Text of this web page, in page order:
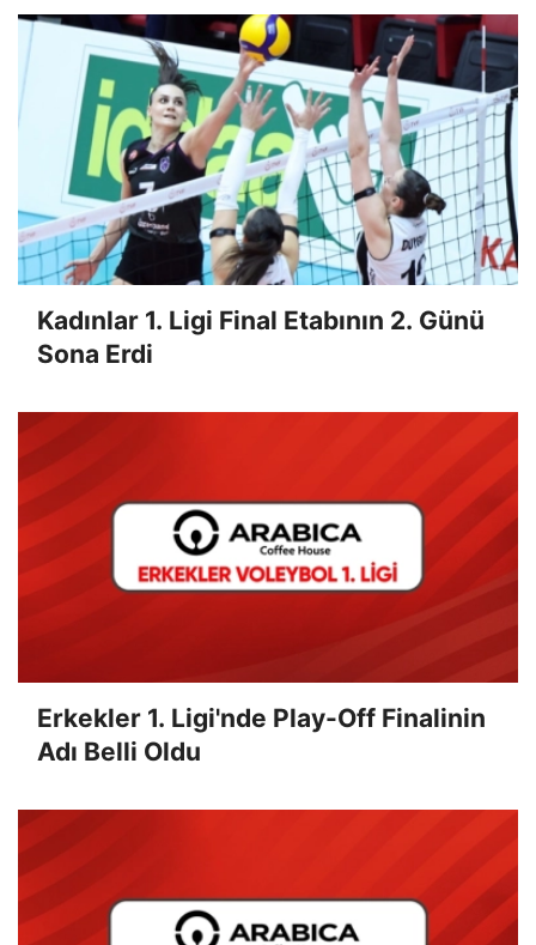
Kadınlar 1. Ligi Final Etabının 2. Günü
Sona Erdi
Erkekler 1. Ligi'nde Play-Off Finalinin
Adı Belli Oldu